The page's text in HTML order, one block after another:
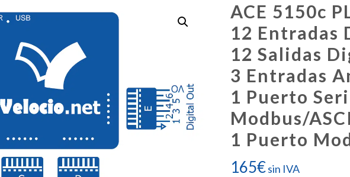
ACE 5150c
12 Entradas
12 Salidas
3 Entradas
1 Puerto
Modbus/
1 Puerto
165€ sin IVA